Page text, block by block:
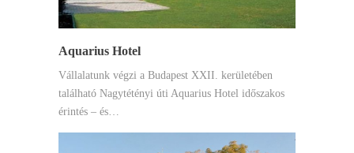
Aquarius Hotel
Vállalatunk végzi a Budapest XXII. kerületében
található Nagytétényi úti Aquarius Hotel időszakos
érintés – és…